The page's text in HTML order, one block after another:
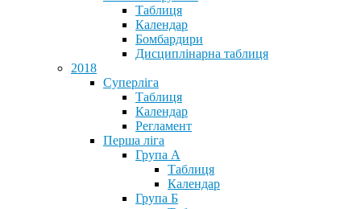
Таблиця
Календар
Бомбардири
Дисциплінарна таблиця
2018
Суперліга
Таблиця
Календар
Регламент
Перша ліга
Група А
Таблиця
Календар
Група Б